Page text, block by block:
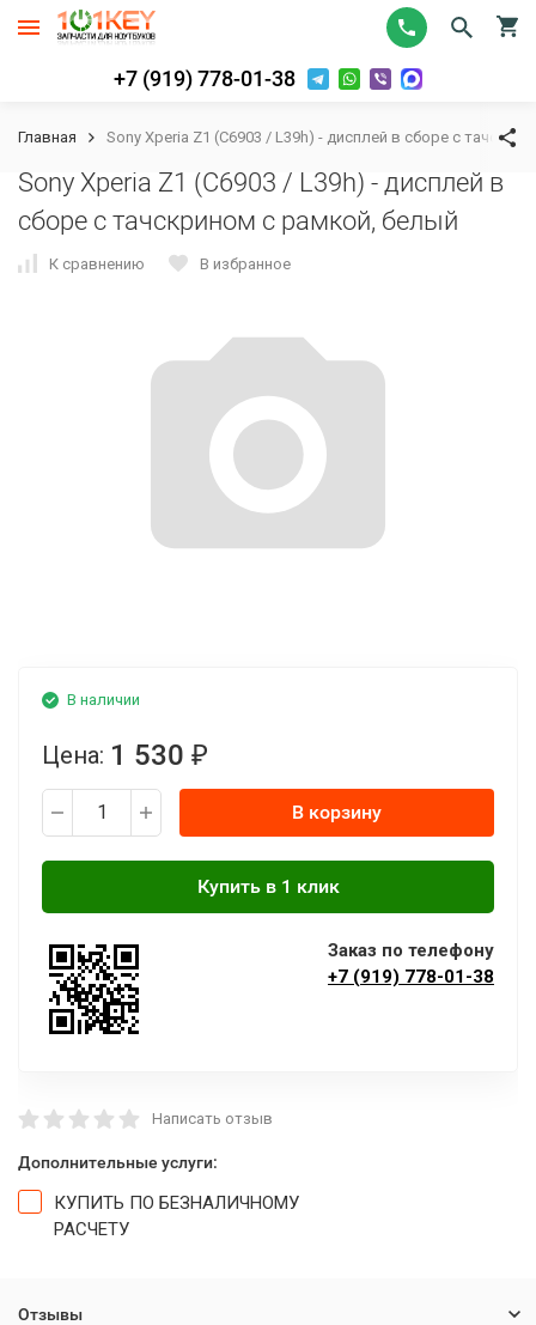
+7 (919) 778-01-38
Главная Sony Xperia Z1 (C6903 / L39h) - дисплей в сборе с
Sony Xperia Z1 (C6903 / L39h) - дисплей в
сборе с тачскрином с рамкой, белый
К сравнению В избранное
В наличии
Цена: 1 530 ₽
В корзину
Заказ по телефону
+7 (919) 778-01-38
Написать отзыв
Дополнительные услуги:
КУПИТЬ ПО БЕЗНАЛИЧНОМУ
РАСЧЕТУ
Отзывы